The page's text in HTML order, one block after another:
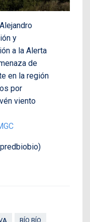
y
a la Alerta
de
en la región
por
viento
BÍO BÍO